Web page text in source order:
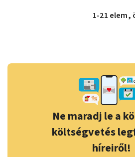
1-21 elem,
Ne maradj le a
költségvetés
híreiről!